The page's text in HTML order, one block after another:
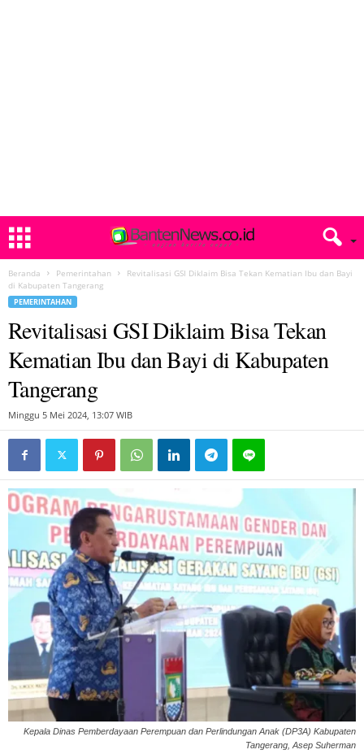
Beranda Pemerintahan
Revitalisasi GSI Diklaim Bisa Tekan Kematian Ibu dan Bayi
di Kabupaten Tangerang
PEMERINTAHAN
Revitalisasi GSI Diklaim Bisa Tekan
Kematian Ibu dan Bayi di Kabupaten
Tangerang
Minggu 5 Mei 2024, 13:07 WIB
Kepala Dinas Pemberdayaan Perempuan dan Perlindungan Anak (DP3A) Kabupaten
Tangerang, Asep Suherman